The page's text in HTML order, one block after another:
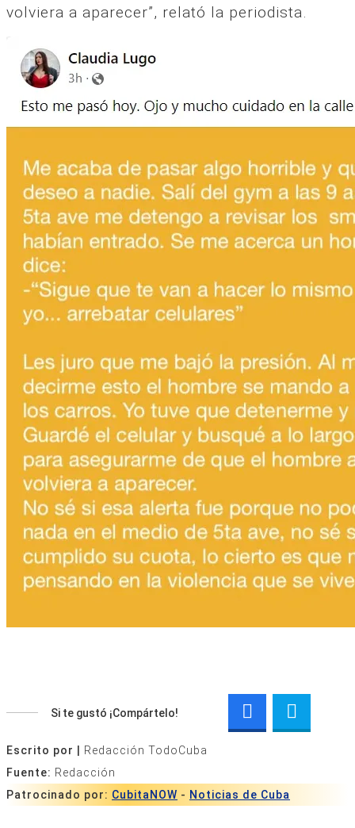
volviera a aparecer”, relató la periodista.
Si te gustó ¡Compártelo!
Escrito por |
Redacción TodoCuba
Fuente: Redacción
Patrocinado por: CubitaNOW - Noticias de Cuba